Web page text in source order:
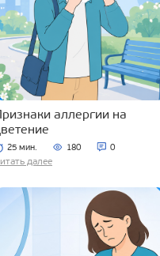
аллергии на
25 мин. 180 0
далее